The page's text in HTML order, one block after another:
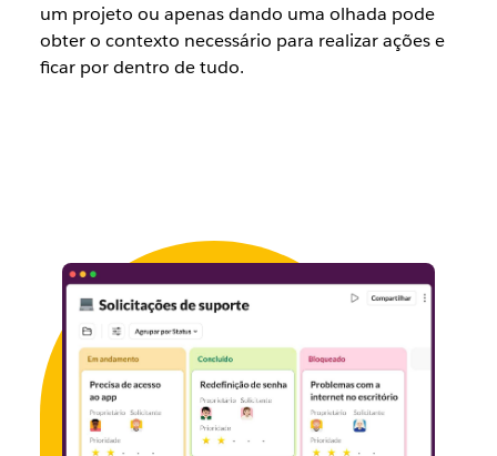
um projeto ou apenas dando uma olhada pode
obter o contexto necessário para realizar ações e
ficar por dentro de tudo.